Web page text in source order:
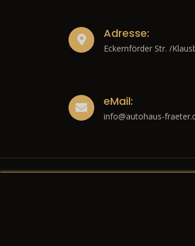
Adresse:
Eckernförder Str. /
eMail:
info@autohaus-